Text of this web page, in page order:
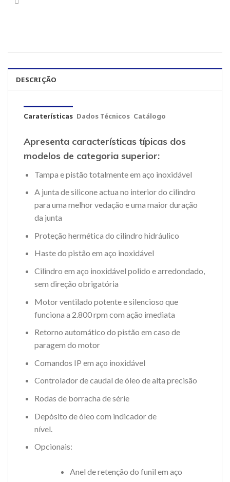
DESCRIÇÃO
Caraterísticas Dados Técnicos Catálogo
Apresenta características típicas dos
modelos de categoria superior:
Tampa e pistão totalmente em aço inoxidável
A junta de silicone actua no interior do cilindro
para uma melhor vedação e uma maior duração
da junta
Proteção hermética do cilindro hidráulico
Haste do pistão em aço inoxidável
Cilindro em aço inoxidável polido e arredondado,
sem direção obrigatória
Motor ventilado potente e silencioso que
funciona a 2.800 rpm com ação imediata
Retorno automático do pistão em caso de
paragem do motor
Comandos IP em aço inoxidável
Controlador de caudal de óleo de alta precisão
Rodas de borracha de série
Depósito de óleo com indicador de
nível.
Opcionais:
Anel de retenção do funil em aço